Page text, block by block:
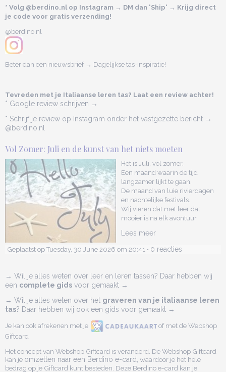
* Volg @berdino.nl op Instagram → DM dan 'Ship' → Krijg direct
je code voor gratis verzending!
@berdino.nl
Beter dan een nieuwsbrief → Dagelijkse tas-inspiratie!
Tevreden met je Italiaanse leren tas? Laat een review achter!
* Google review schrijven →
* Schrijf je review op Instagram onder het vastgezette bericht →
@berdino.nl
Vol Zomer: Juli en de kunst van het niets moeten
Het is Juli, vol zomer.
Een maand waarin de tijd
langzamer lijkt te gaan.
De maand van luie rivierdagen
en nachtelijke festivals.
Wij vieren dat met leer dat
mooier is na elk avontuur.
Lees meer
Geplaatst op Tuesday, 30 June 2026 om 20:41 • 0 reacties
→ Wil je alles weten over leer en leren tassen? Daar hebben wij
een complete gids voor gemaakt →
→ Wil je alles weten over het graveren van je italiaanse leren
tas? Daar hebben wij ook een gids voor gemaakt →
Je kan ook afrekenen met je
of met de Webshop
Giftcard
Het concept van Webshop Giftcard is veranderd. De Webshop Giftcard
kan je omzetten naar een Berdino e-card, waardoor je het hele
bedrag op je Giftcard kunt besteden. Deze Berdino e-card kan je